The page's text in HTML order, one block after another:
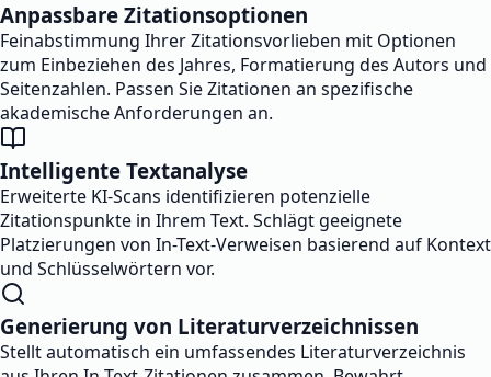
Anpassbare Zitationsoptionen
Feinabstimmung Ihrer Zitationsvorlieben mit Optionen
zum Einbeziehen des Jahres, Formatierung des Autors und
Seitenzahlen. Passen Sie Zitationen an spezifische
akademische Anforderungen an.
Intelligente Textanalyse
Erweiterte KI-Scans identifizieren potenzielle
Zitationspunkte in Ihrem Text. Schlägt geeignete
Platzierungen von In-Text-Verweisen basierend auf Kontext
und Schlüsselwörtern vor.
Generierung von Literaturverzeichnissen
Stellt automatisch ein umfassendes Literaturverzeichnis